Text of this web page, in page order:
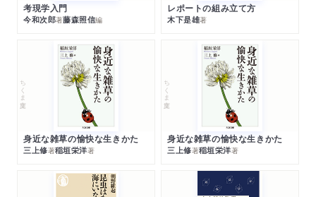
考現学入門
今和次郎著藤森照信編
レポートの組み立て方
木下是雄著
ちくま文庫
身近な雑草の愉快な生きかた
三上修著稲垣栄洋著
ちくま文庫
身近な雑草の愉快な生きかた
三上修著稲垣栄洋著